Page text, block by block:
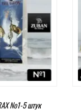
№1-5 штук